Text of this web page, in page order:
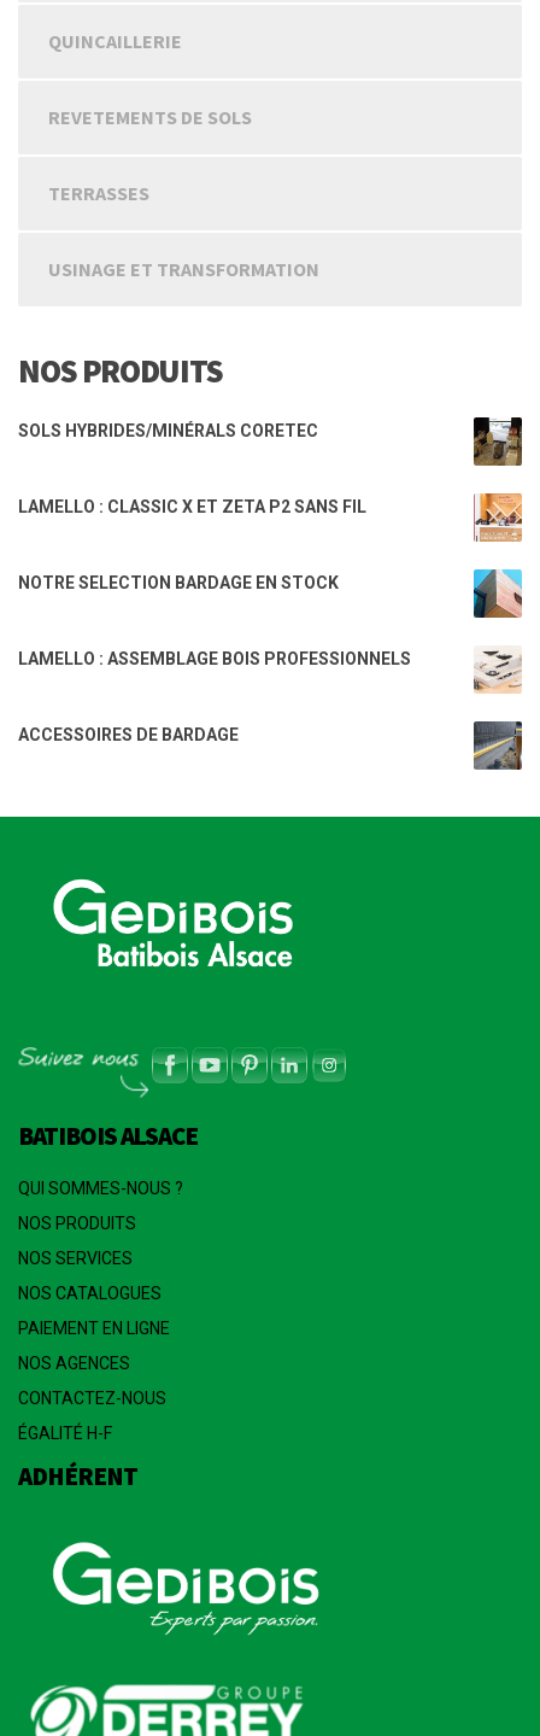
QUINCAILLERIE
REVETEMENTS DE SOLS
TERRASSES
USINAGE ET TRANSFORMATION
NOS PRODUITS
SOLS HYBRIDES/MINÉRALS CORETEC
LAMELLO : CLASSIC X ET ZETA P2 SANS FIL
NOTRE SELECTION BARDAGE EN STOCK
LAMELLO : ASSEMBLAGE BOIS PROFESSIONNELS
ACCESSOIRES DE BARDAGE
BATIBOIS ALSACE
QUI SOMMES-NOUS ?
NOS PRODUITS
NOS SERVICES
NOS CATALOGUES
PAIEMENT EN LIGNE
NOS AGENCES
CONTACTEZ-NOUS
ÉGALITÉ H-F
ADHÉRENT